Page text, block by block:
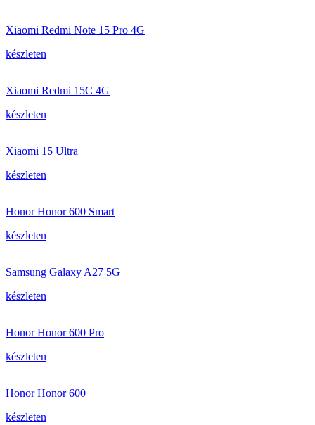
Xiaomi Redmi Note 15 Pro 4G
készleten
Xiaomi Redmi 15C 4G
készleten
Xiaomi 15 Ultra
készleten
Honor Honor 600 Smart
készleten
Samsung Galaxy A27 5G
készleten
Honor Honor 600 Pro
készleten
Honor Honor 600
készleten